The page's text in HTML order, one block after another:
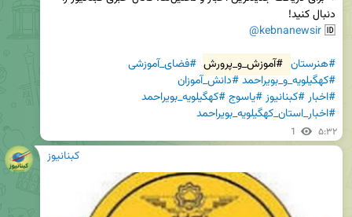
🆔
@kebnanewsir
#هنرستان #آموزش_و_پرورش #فضای_آموزشی
#کهگیلویه_و_بویراحمد#دانش_آموزان
#اخبار#کبنانیوز#یاسوج#کهگیلویه_بویراحمد
#اخبار_استان_کهگیلویه_بویراحمد
1 ۵:۳۲
کبنانیوز